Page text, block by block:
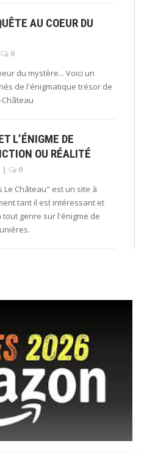
AU COEUR DU
0
du mystère... Voici un
de l'énigmatique trésor de
L’ÉNIGME DE
OU RÉALITÉ
|
0
Château" est un site à
tant il est intéressant et
genre sur l'énigme de